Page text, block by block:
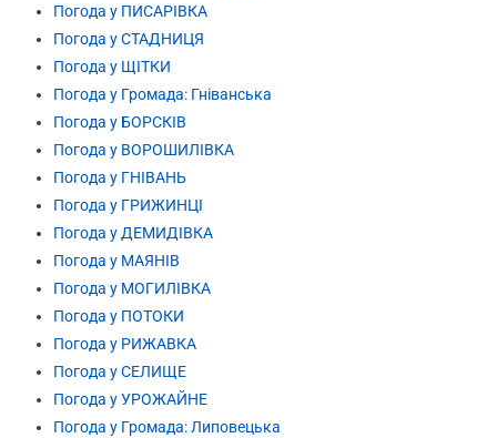
Погода у ПИСАРІВКА
Погода у СТАДНИЦЯ
Погода у ЩІТКИ
Погода у Громада: Гніванська
Погода у БОРСКІВ
Погода у ВОРОШИЛІВКА
Погода у ГНІВАНЬ
Погода у ГРИЖИНЦІ
Погода у ДЕМИДІВКА
Погода у МАЯНІВ
Погода у МОГИЛІВКА
Погода у ПОТОКИ
Погода у РИЖАВКА
Погода у СЕЛИЩЕ
Погода у УРОЖАЙНЕ
Погода у Громада: Липовецька